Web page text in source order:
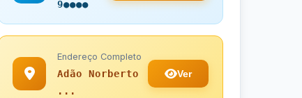
9●●●●
Endereço Completo
Adão Norberto
...
Ver